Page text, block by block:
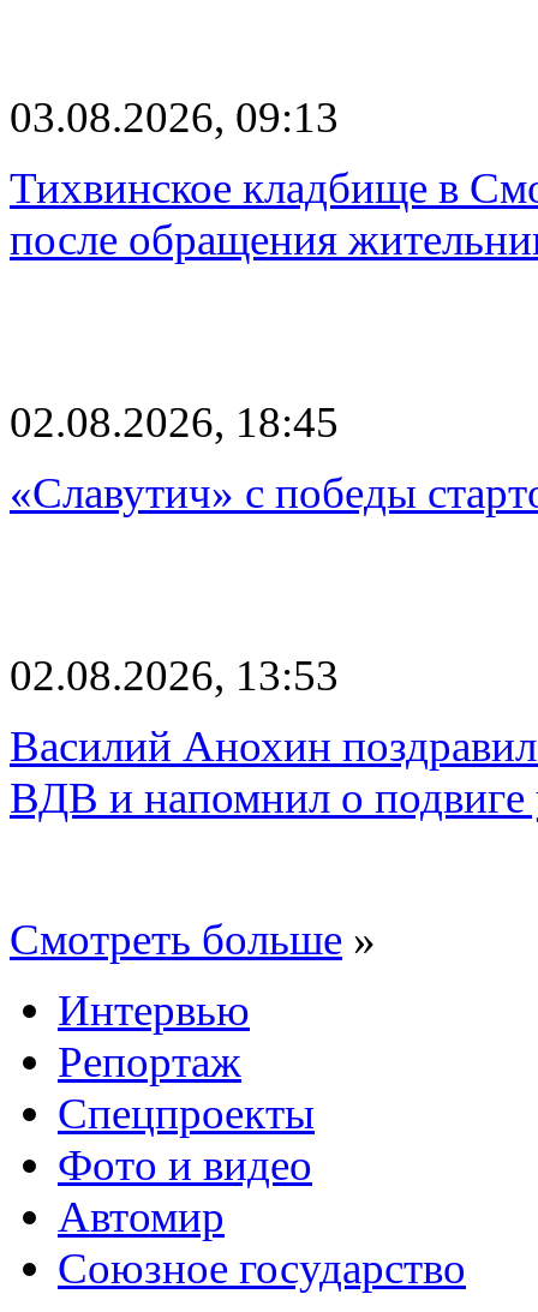
03.08.2026, 09:13
Тихвинское кладбище в
после обращения
02.08.2026, 18:45
«Славутич» с победы
02.08.2026, 13:53
Василий Анохин
ВДВ и напомнил о подвиге
Смотреть больше »
Интервью
Репортаж
Спецпроекты
Фото и видео
Автомир
Союзное государство